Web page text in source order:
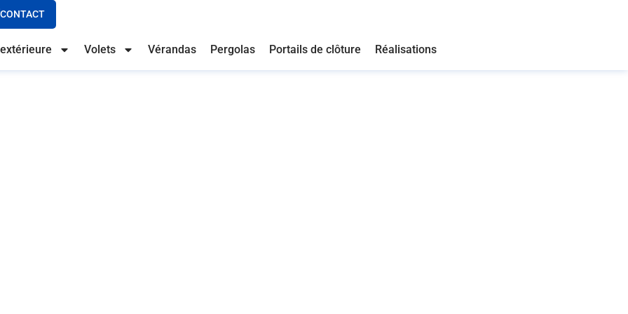
CONTACT
Volets Vérandas Pergolas Portails de clôture Réalisations